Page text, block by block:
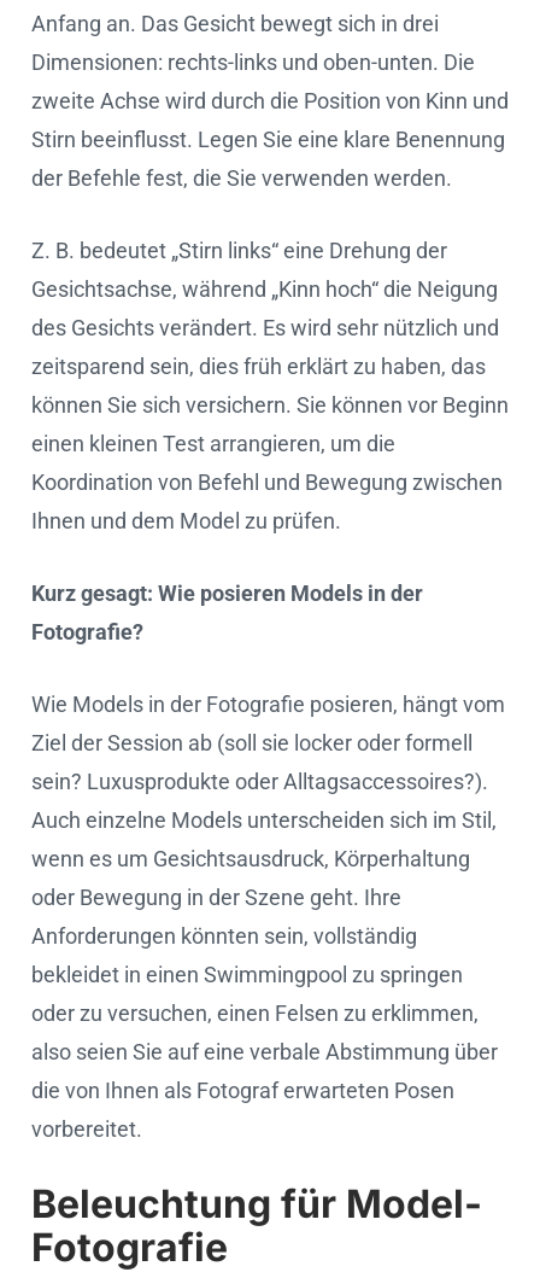
Anfang an. Das Gesicht bewegt sich in drei
Dimensionen: rechts-links und oben-unten. Die
zweite Achse wird durch die Position von Kinn und
Stirn beeinflusst. Legen Sie eine klare Benennung
der Befehle fest, die Sie verwenden werden.
Z. B. bedeutet „Stirn links“ eine Drehung der
Gesichtsachse, während „Kinn hoch“ die Neigung
des Gesichts verändert. Es wird sehr nützlich und
zeitsparend sein, dies früh erklärt zu haben, das
können Sie sich versichern. Sie können vor Beginn
einen kleinen Test arrangieren, um die
Koordination von Befehl und Bewegung zwischen
Ihnen und dem Model zu prüfen.
Kurz gesagt: Wie posieren Models in der
Fotografie?
Wie Models in der Fotografie posieren, hängt vom
Ziel der Session ab (soll sie locker oder formell
sein? Luxusprodukte oder Alltagsaccessoires?).
Auch einzelne Models unterscheiden sich im Stil,
wenn es um Gesichtsausdruck, Körperhaltung
oder Bewegung in der Szene geht. Ihre
Anforderungen könnten sein, vollständig
bekleidet in einen Swimmingpool zu springen
oder zu versuchen, einen Felsen zu erklimmen,
also seien Sie auf eine verbale Abstimmung über
die von Ihnen als Fotograf erwarteten Posen
vorbereitet.
Beleuchtung für Model-
Fotografie